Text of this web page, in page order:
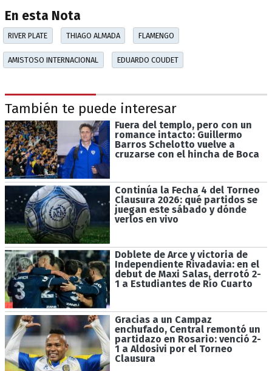
En esta Nota
RIVER PLATE THIAGO ALMADA FLAMENGO
AMISTOSO INTERNACIONAL EDUARDO COUDET
También te puede interesar
Fuera del templo, pero con un
romance intacto: Guillermo
Barros Schelotto vuelve a
cruzarse con el hincha de Boca
Continúa la Fecha 4 del Torneo
Clausura 2026: qué partidos se
juegan este sábado y dónde
verlos en vivo
Doblete de Arce y victoria de
Independiente Rivadavia: en el
debut de Maxi Salas, derrotó 2-
1 a Estudiantes de Río Cuarto
Gracias a un Campaz
enchufado, Central remontó un
partidazo en Rosario: venció 2-
1 a Aldosivi por el Torneo
Clausura